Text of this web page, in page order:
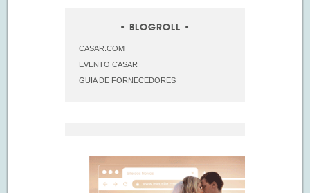
BLOGROLL
CASAR.COM
EVENTO CASAR
GUIA DE FORNECEDORES